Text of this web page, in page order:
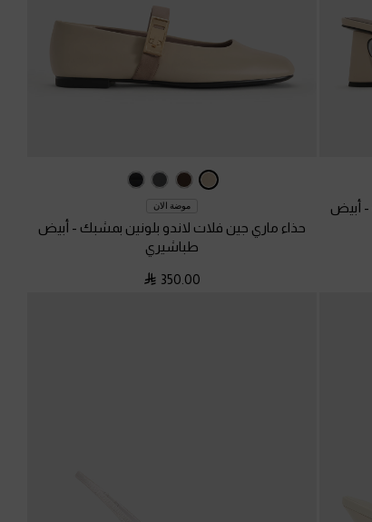
- أبيض
موضة الان
حذاء ماري جين فلات لاندو بلونين بمشبك - أبيض
طباشيري
350.00